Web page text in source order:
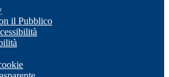
il Pubblico